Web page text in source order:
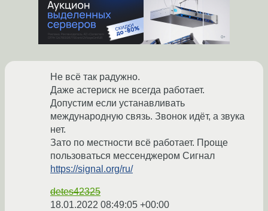
Не всё так радужно.
Даже астериск не всегда работает.
Допустим если устанавливать
международную связь. Звонок идёт, а звука
нет.
Зато по местности всё работает. Проще
пользоваться мессенджером Сигнал
https://signal.org/ru/
detes42325
18.01.2022 08:49:05 +00:00